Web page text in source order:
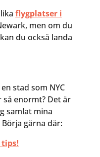
flygplatser i
men om du
du också landa
stad som NYC
enormt? Det är
samlat mina
gärna där:
tips!